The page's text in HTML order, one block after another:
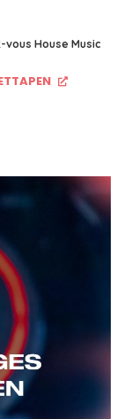
vous House Music